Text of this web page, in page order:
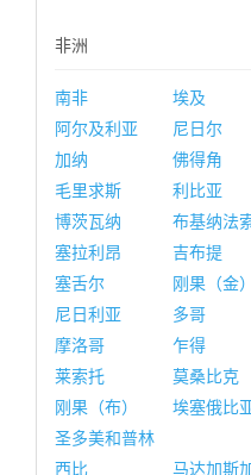
非洲
南非 埃及
阿尔及利亚
尼日尔
加纳
佛得角
毛里求斯
利比亚
博茨瓦纳
布基纳法
塞拉利昂
吉布提
塞舌尔
刚果（金）
尼日利亚
多哥
摩洛哥
乍得
莱索托
莫桑比克
刚果（布）
埃塞俄比
圣多美和普林
西比
马达加斯